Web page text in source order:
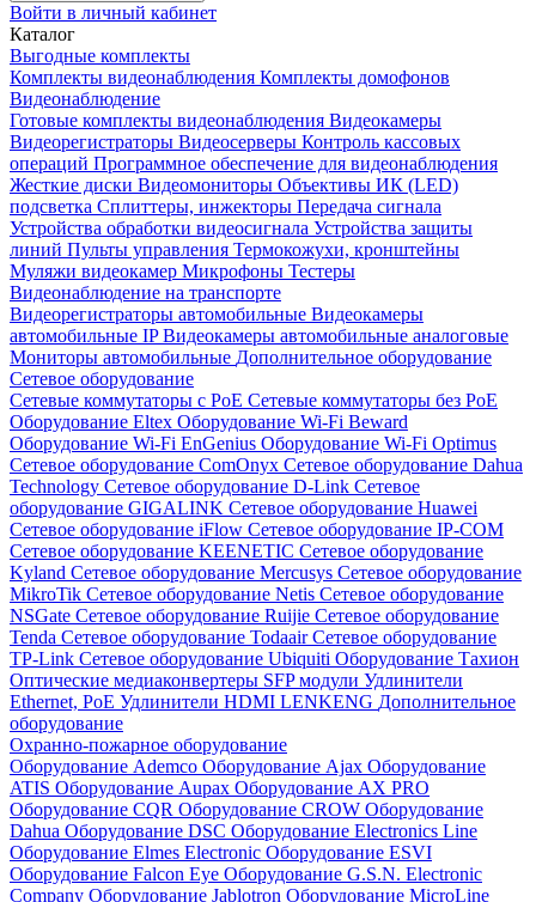
Войти в личный кабинет
Каталог
Выгодные комплекты
Комплекты видеонаблюдения Комплекты домофонов
Видеонаблюдение
Готовые комплекты видеонаблюдения Видеокамеры
Видеорегистраторы Видеосерверы Контроль кассовых
операций Программное обеспечение для видеонаблюдения
Жесткие диски Видеомониторы Объективы ИК (LED)
подсветка Сплиттеры, инжекторы Передача сигнала
Устройства обработки видеосигнала Устройства защиты
линий Пульты управления Термокожухи, кронштейны
Муляжи видеокамер Микрофоны Тестеры
Видеонаблюдение на транспорте
Видеорегистраторы автомобильные Видеокамеры
автомобильные IPВидеокамеры автомобильные аналоговые
Мониторы автомобильные Дополнительное оборудование
Сетевое оборудование
Сетевые коммутаторы с РоЕ Сетевые коммутаторы без РоЕ
Оборудование Eltex Оборудование Wi-Fi Beward
Оборудование Wi-Fi EnGenius Оборудование Wi-Fi Optimus
Сетевое оборудование ComOnyx Сетевое оборудование Dahua
Technology Сетевое оборудование D-Link Сетевое
оборудование GIGALINK Сетевое оборудование Huawei
Сетевое оборудование iFlow Сетевое оборудование IP-COM
Сетевое оборудование KEENETIC Сетевое оборудование
Kyland Сетевое оборудование Mercusys Сетевое оборудование
MikroTik Сетевое оборудование Netis Сетевое оборудование
NSGate Сетевое оборудование Ruijie Сетевое оборудование
Tenda Сетевое оборудование TodaairСетевое оборудование
TP-Link Сетевое оборудование Ubiquiti Оборудование Тахион
Оптические медиаконвертеры SFP модули Удлинители
Ethernet, PoE Удлинители HDMI LENKENG Дополнительное
оборудование
Охранно-пожарное оборудование
Оборудование Ademco Оборудование Ajax Оборудование
ATIS Оборудование Aupax Оборудование AX PRO
Оборудование CQR Оборудование CROW Оборудование
Dahua Оборудование DSC Оборудование Electronics Line
Оборудование Elmes Electronic Оборудование ESVI
Оборудование Falcon Eye Оборудование G.S.N. Electronic
Company Оборудование Jablotron Оборудование MicroLine